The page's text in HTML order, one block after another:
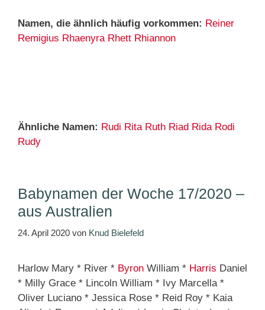
Namen, die ähnlich häufig vorkommen: Reiner
Remigius Rhaenyra Rhett Rhiannon
Ähnliche Namen: Rudi Rita Ruth Riad Rida Rodi
Rudy
Babynamen der Woche 17/2020 –
aus Australien
24. April 2020 von Knud Bielefeld
Harlow Mary * River * Byron William * Harris Daniel
* Milly Grace * Lincoln William * Ivy Marcella *
Oliver Luciano * Jessica Rose * Reid Roy * Kaia